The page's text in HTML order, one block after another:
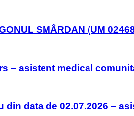
SMÂRDAN (UM
– asistent medical
din data de 02.07.2026 –